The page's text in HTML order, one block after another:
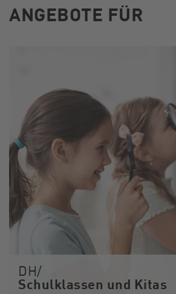
ANGEBOTE FÜR
DH/
Schulklassen und Kitas